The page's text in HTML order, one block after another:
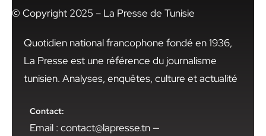
© Copyright 2025 – La Presse de Tunisie
Quotidien national francophone fondé en 1936,
La Presse est une référence du journalisme
tunisien. Analyses, enquêtes, culture et actualité
Contact:
Email : contact@lapresse.tn —